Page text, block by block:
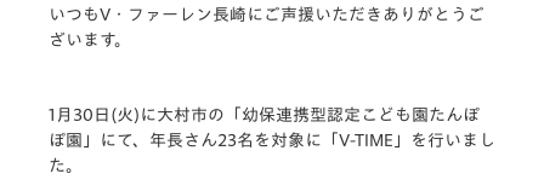
いつもV・ファーレン長崎にご声援いただきありがとうご
ざいます。
1月30日(火)に大村市の「幼保連携型認定こども園たんぽ
ぽ園」にて、年長さん23名を対象に「V-TIME」を行いまし
た。